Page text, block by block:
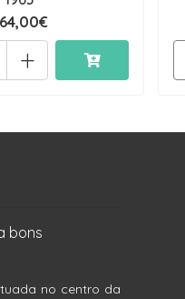
+
bons
no centro da